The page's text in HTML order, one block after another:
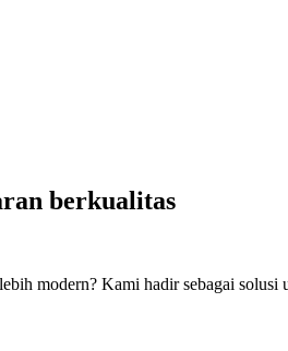
berkualitas
modern? Kami hadir sebagai